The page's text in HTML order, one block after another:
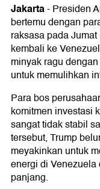
Jakarta-Presiden
bertemu dengan
raksasa pada
kembali ke
minyak ragu
untuk memulihkan
Para bos
komitmen investasi
sangat tidak stabil
tersebut, Trump
meyakinkan untuk
energi di
panjang.